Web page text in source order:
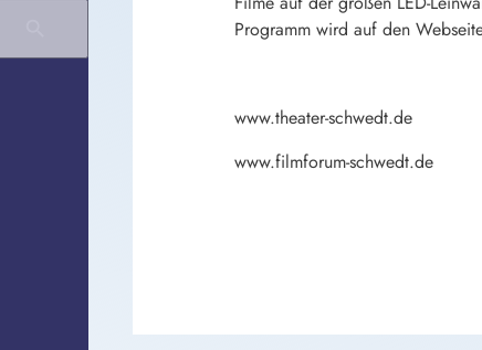
Programm wird auf den
www.theater-schwedt.de
www.filmforum-schwedt.de